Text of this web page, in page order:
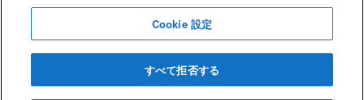
Cookie 設定
すべて拒否する